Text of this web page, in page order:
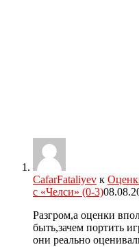
CafarFataliyev к
с «Челси» (0-3)
Разгром,а оценки
быть,зачем портить
они реально